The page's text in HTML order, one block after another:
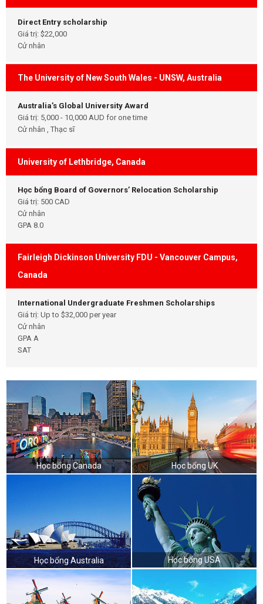
Direct Entry scholarship
Giá trị: $22,000
Cử nhân
The University of New South Wales - UNSW, Australia
Australia’s Global University Award
Giá trị: 5,000 - 10,000 AUD for one time
Cử nhân , Thạc sĩ
University of Lethbridge, Canada
Học bổng Board of Governors’ Relocation Scholarship
Giá trị: 500 CAD
Cử nhân
GPA 8.0
Fairleigh Dickinson University FDU - Vancouver Campus,
Canada
International Undergraduate Freshmen Scholarships
Giá trị: Up to $32,000 per year
Cử nhân
GPA A
SAT
Học bổng Canada Học bổng UK
Học bổng Australia Học bổng USA